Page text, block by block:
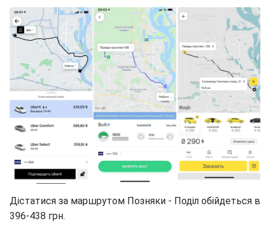
Дістатися за маршрутом Позняки - Поділ обійдеться в
396-438 грн.